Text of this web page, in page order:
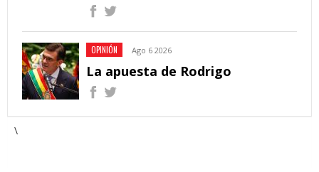
OPINIÓN Ago 6 2026
La apuesta de Rodrigo
\